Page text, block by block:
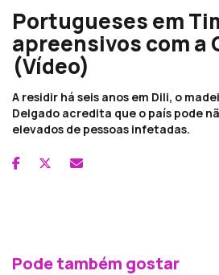
Portugueses em
apreensivos com a
(Vídeo)
A residir há seis anos em Dili, o
Delgado acredita que o país pode
elevados de pessoas infetadas.
Pode também gostar